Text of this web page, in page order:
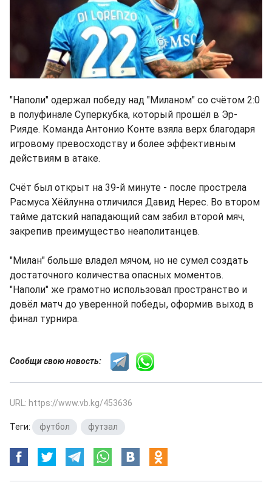
"Наполи" одержал победу над "Миланом" со счётом 2:0
в полуфинале Суперкубка, который прошёл в Эр-
Рияде. Команда Антонио Конте взяла верх благодаря
игровому превосходству и более эффективным
действиям в атаке.
Счёт был открыт на 39-й минуте - после прострела
Расмуса Хёйлунна отличился Давид Нерес. Во втором
тайме датский нападающий сам забил второй мяч,
закрепив преимущество неаполитанцев.
"Милан" больше владел мячом, но не сумел создать
достаточного количества опасных моментов.
"Наполи" же грамотно использовал пространство и
довёл матч до уверенной победы, оформив выход в
финал турнира.
Сообщи свою новость:
URL: https://www.vb.kg/453636
Теги: футбол футзал